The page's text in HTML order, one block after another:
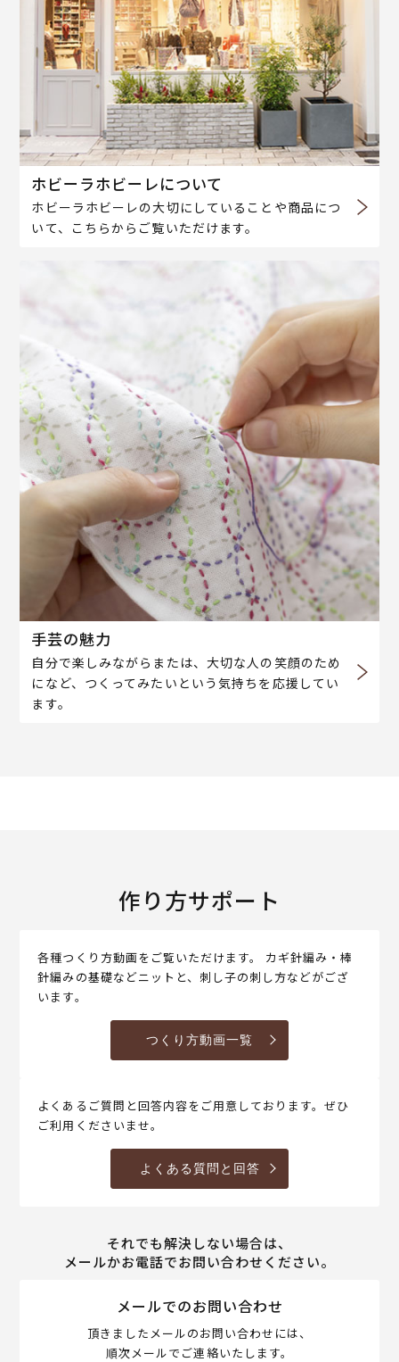
ホビーラホビーレについて
ホビーラホビーレの大切にしていることや商品につ
いて、こちらからご覧いただけます。
手芸の魅力
自分で楽しみながらまたは、大切な人の笑顔のため
になど、つくってみたいという気持ちを応援してい
ます。
作り方サポート
各種つくり方動画をご覧いただけます。 カギ針編み・棒
針編みの基礎などニットと、刺し子の刺し方などがござ
います。
つくり方動画一覧
よくあるご質問と回答内容をご用意しております。ぜひ
ご利用くださいませ。
よくある質問と回答
それでも解決しない場合は、
メールかお電話でお問い合わせください。
メールでのお問い合わせ
頂きましたメールのお問い合わせには、
順次メールでご連絡いたします。